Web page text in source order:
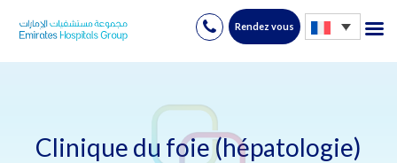
Skip
Rendez vous
Clinique du foie (hépatologie)